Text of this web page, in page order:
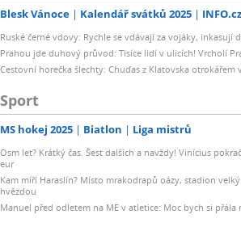
Blesk Vánoce Kalendář svátků 2025 INFO.cz
Ruské černé vdovy: Rychle se vdávají za vojáky, inkasují
Prahou jde duhový průvod: Tisíce lidí v ulicích! Vrcholí
Cestovní horečka šlechty: Chuďas z Klatovska otrokářem
Sport
MS hokej 2025 Biatlon Liga mistrů
Osm let? Krátký čas. Šest dalších a navždy! Vinícius
eur
Kam míří Haraslín? Místo mrakodrapů oázy, stadion
hvězdou
Manuel před odletem na ME v atletice: Moc bych si přála